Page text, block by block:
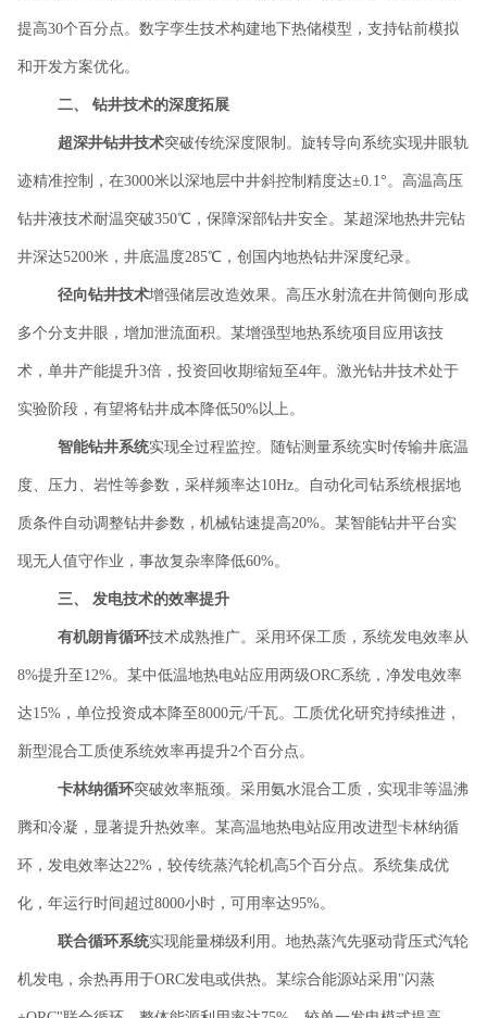
提高30个百分点。数字孪生技术构建地下热储模型，支持钻前模拟
和开发方案优化。
二、 钻井技术的深度拓展
超深井钻井技术突破传统深度限制。旋转导向系统实现井眼轨
迹精准控制，在3000米以深地层中井斜控制精度达±0.1°。高温高压
钻井液技术耐温突破350℃，保障深部钻井安全。某超深地热井完钻
井深达5200米，井底温度285℃，创国内地热钻井深度纪录。
径向钻井技术增强储层改造效果。高压水射流在井筒侧向形成
多个分支井眼，增加泄流面积。某增强型地热系统项目应用该技
术，单井产能提升3倍，投资回收期缩短至4年。激光钻井技术处于
实验阶段，有望将钻井成本降低50%以上。
智能钻井系统实现全过程监控。随钻测量系统实时传输井底温
度、压力、岩性等参数，采样频率达10Hz。自动化司钻系统根据地
质条件自动调整钻井参数，机械钻速提高20%。某智能钻井平台实
现无人值守作业，事故复杂率降低60%。
三、 发电技术的效率提升
有机朗肯循环技术成熟推广。采用环保工质，系统发电效率从
8%提升至12%。某中低温地热电站应用两级ORC系统，净发电效率
达15%，单位投资成本降至8000元/千瓦。工质优化研究持续推进，
新型混合工质使系统效率再提升2个百分点。
卡林纳循环突破效率瓶颈。采用氨水混合工质，实现非等温沸
腾和冷凝，显著提升热效率。某高温地热电站应用改进型卡林纳循
环，发电效率达22%，较传统蒸汽轮机高5个百分点。系统集成优
化，年运行时间超过8000小时，可用率达95%。
联合循环系统实现能量梯级利用。地热蒸汽先驱动背压式汽轮
机发电，余热再用于ORC发电或供热。某综合能源站采用"闪蒸